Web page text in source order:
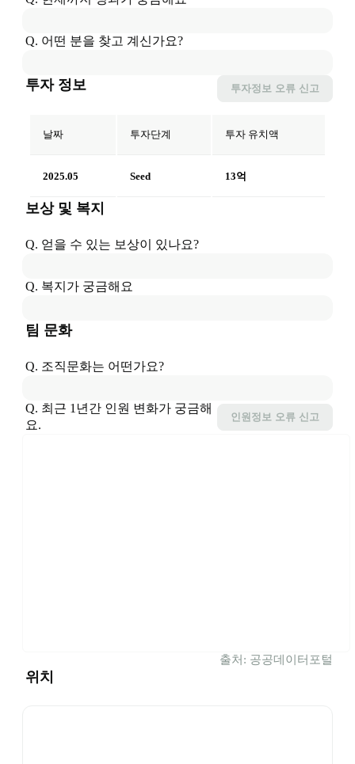
Q. 어떤 분을 찾고 계신가요?
투자 정보 투자정보 오류 신고
날짜 투자단계 투자 유치액
2025.05 Seed 13억
보상 및 복지
Q. 얻을 수 있는 보상이 있나요?
Q. 복지가 궁금해요
팀 문화
Q. 조직문화는 어떤가요?
Q. 최근 1년간 인원 변화가 궁금해
요.
인원정보 오류 신고
출처: 공공데이터포털
위치